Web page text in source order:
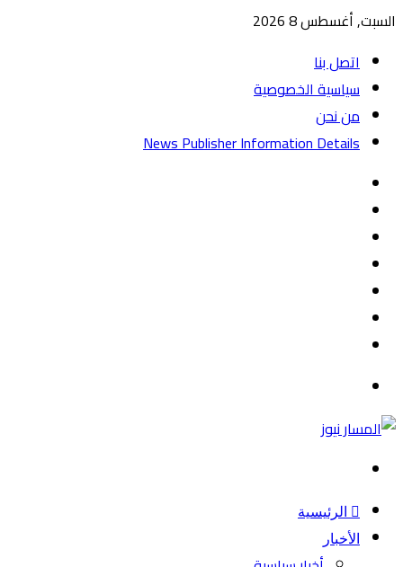
السبت, أغسطس 8 2026
اتصل بنا
سياسية الخصوصية
من نحن
News Publisher Information Details
الرئيسية
الأخبار